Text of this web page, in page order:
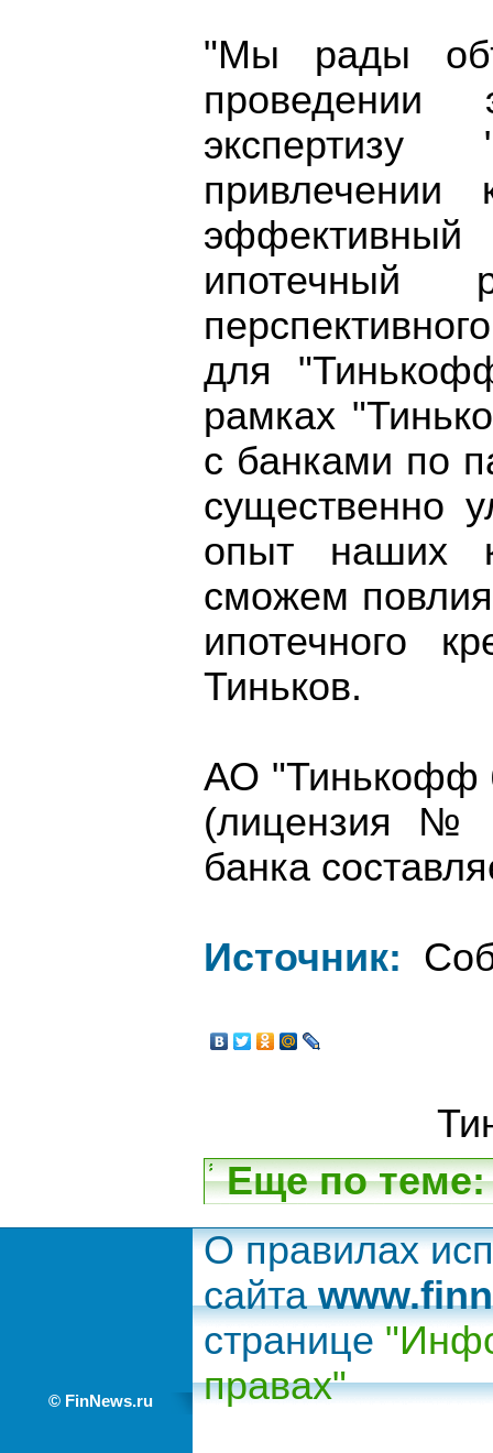
"Мы рады
проведении
привлечении
ипотечный
для
рамках
с банками по
существенно
опыт наших
сможем
ипотечного
Тиньков.
АО "Тинькофф
(лицензия №
банка
Источник:
Еще по теме:
© FinNews.ru
О правилах
сайта
странице
правах"